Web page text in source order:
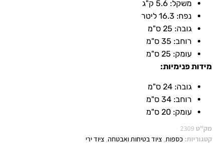
משקל: 5.6 ק"ג
נפח: 16.3 ליטר
גובה: 25 ס"מ
רוחב: 35 ס"מ
עומק: 25 ס"מ
מידות פנימיות:
גובה: 24 ס"מ
רוחב: 34 ס"מ
עומק: 20 ס"מ
מק"ט 2309
קטגוריות: כספות, ציוד בטיחות ואבטחה, ציוד ירי